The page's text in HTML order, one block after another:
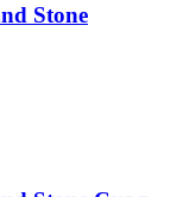
Stone